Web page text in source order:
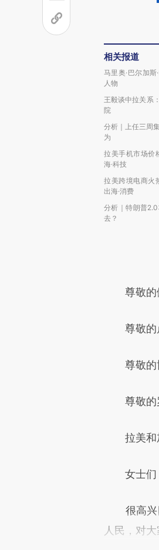
相关报道
马里奥·巴尔加斯
人物
王毅谈中拉关系
院
分析｜上任三周
为
拉美手机市场价
海·科技
拉美跨境电商火
出海·消费
分析｜特朗普
去？
尊敬的
尊敬的
尊敬的
尊敬的
拉美和加
女士们，
很高兴同
人民，对